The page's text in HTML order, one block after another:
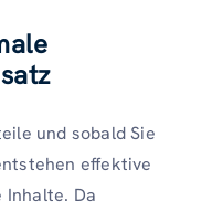
und sobald Sie
effektive
Inhalte. Da